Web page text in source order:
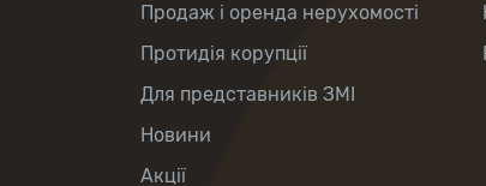
Продаж і оренда нерухомості
Протидія корупції
Для представників ЗМІ
Новини
Акції